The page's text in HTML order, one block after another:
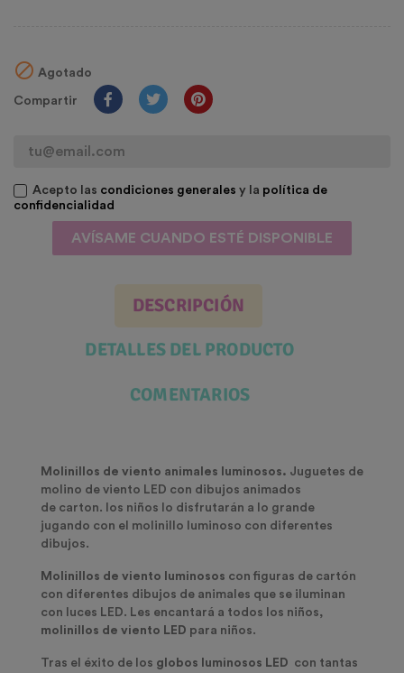
 Agotado
Compartir
Acepto las condiciones generales y la política de
confidencialidad
AVÍSAME CUANDO ESTÉ DISPONIBLE
DESCRIPCIÓN
DETALLES DEL PRODUCTO
COMENTARIOS
Molinillos de viento animales luminosos. Juguetes de
molino de viento LED con dibujos animados
de carton. los niños lo disfrutarán a lo grande
jugando con el molinillo luminoso con diferentes
dibujos.
Molinillos de viento luminosos con figuras de cartón
con diferentes dibujos de animales que se iluminan
con luces LED. Les encantará a todos los niños,
molinillos de viento LED para niños.
Tras el éxito de los globos luminosos LED con tantas